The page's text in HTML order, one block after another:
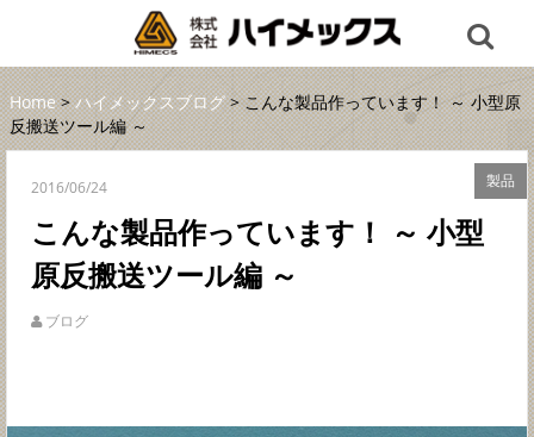
Home>ハイメックスブログ> こんな製品作っています！ ～ 小型原
反搬送ツール編 ～
製品
2016/06/24
こんな製品作っています！ ～ 小型
原反搬送ツール編 ～
ブログ